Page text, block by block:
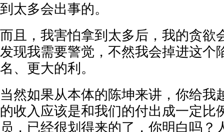
到太多会出事的。
而且，我害怕拿到太多后，我的贪欲
发现我需要警觉，不然我会掉进这个
名、更大的利。
当然如果从本体的陈坤来讲，你给我
的收入应该是和我们的付出成一定比
员，已经很划得来的了，你明白吗？